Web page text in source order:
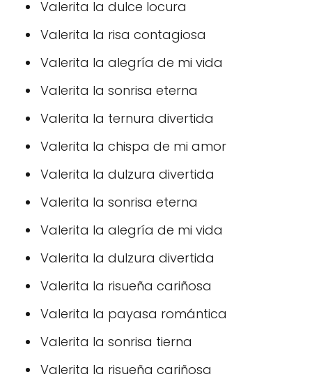
Valerita la dulce locura
Valerita la risa contagiosa
Valerita la alegría de mi vida
Valerita la sonrisa eterna
Valerita la ternura divertida
Valerita la chispa de mi amor
Valerita la dulzura divertida
Valerita la sonrisa eterna
Valerita la alegría de mi vida
Valerita la dulzura divertida
Valerita la risueña cariñosa
Valerita la payasa romántica
Valerita la sonrisa tierna
Valerita la risueña cariñosa